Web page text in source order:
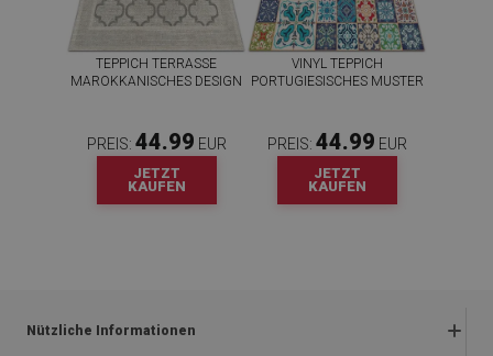
TEPPICH TERRASSE
MAROKKANISCHES DESIGN
PREIS: 44.99 EUR
JETZT
KAUFEN
VINYL TEPPICH
PORTUGIESISCHES MUSTER
PREIS: 44.99 EUR
JETZT
KAUFEN
Nützliche Informationen